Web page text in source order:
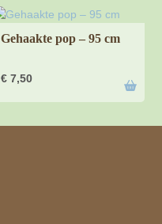
Gehaakte pop – 95 cm
€ 7,50